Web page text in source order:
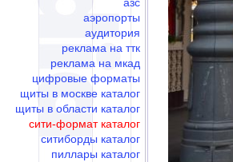
азс
аэропорты
аудитория
реклама на ттк
реклама на мкад
цифровые форматы
щиты в москве каталог
щиты в области каталог
сити-формат каталог
ситиборды каталог
пиллары каталог